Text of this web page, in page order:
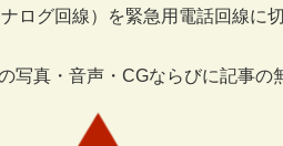
ログ回線）を緊急用電話回線に
写真・音声・CGならびに記事の